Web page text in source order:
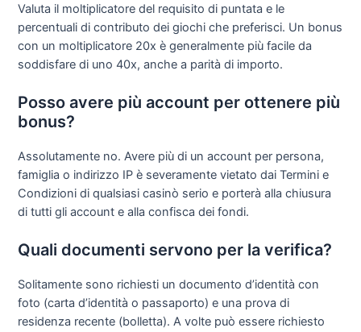
Valuta il moltiplicatore del requisito di puntata e le
percentuali di contributo dei giochi che preferisci. Un bonus
con un moltiplicatore 20x è generalmente più facile da
soddisfare di uno 40x, anche a parità di importo.
Posso avere più account per ottenere più
bonus?
Assolutamente no. Avere più di un account per persona,
famiglia o indirizzo IP è severamente vietato dai Termini e
Condizioni di qualsiasi casinò serio e porterà alla chiusura
di tutti gli account e alla confisca dei fondi.
Quali documenti servono per la verifica?
Solitamente sono richiesti un documento d’identità con
foto (carta d’identità o passaporto) e una prova di
residenza recente (bolletta). A volte può essere richiesto